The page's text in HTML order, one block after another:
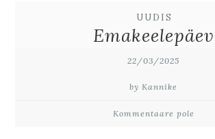
UUDIS
Emakeelepäev
22/03/2025
by Kannike
Kommentaare pole